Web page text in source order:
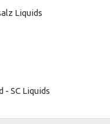
Liquids
SC Liquids